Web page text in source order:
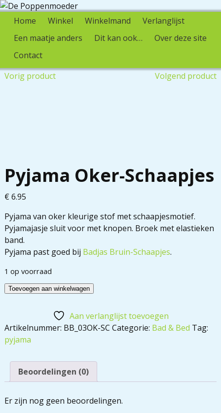
Home Winkel Winkelmand
Verlanglijst
Een maatje anders
Dit kan ook…
Over deze site
Contact
Vorig product
Volgend product
Pyjama Oker-Schaapjes
€ 6.95
Pyjama van oker kleurige stof met schaapjesmotief.
Pyjamajasje sluit voor met knopen. Broek met elastieken
band.
Pyjama past goed bij Badjas Bruin-Schaapjes.
1 op voorraad
Toevoegen aan winkelwagen
Aan verlanglijst toevoegen
Artikelnummer: BB_03OK-SC Categorie: Bad & Bed Tag:
pyjama
Beoordelingen (0)
Er zijn nog geen beoordelingen.